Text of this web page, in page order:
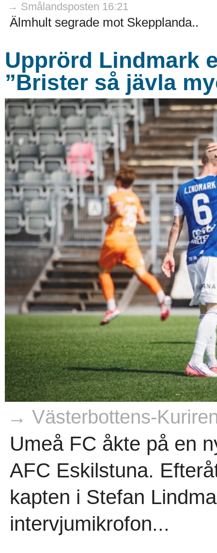
→ Smålandsposten 16:21
Älmhult segrade mot Skepplanda..
Upprörd Lindmark
”Brister så jävla
→ Västerbottens-
Umeå FC åkte på en
AFC Eskilstuna.
kapten i Stefan
intervjumikrofon...